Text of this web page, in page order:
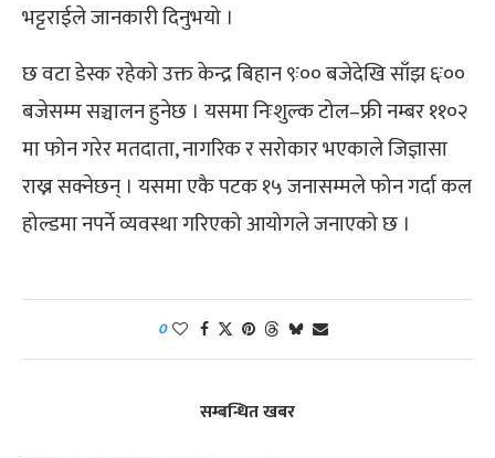
भट्टराईले जानकारी दिनुभयो ।
छ वटा डेस्क रहेको उक्त केन्द्र बिहान ९ः०० बजेदेखि साँझ ६ः००
बजेसम्म सञ्चालन हुनेछ । यसमा निःशुल्क टोल–फ्री नम्बर ११०२
मा फोन गरेर मतदाता, नागरिक र सरोकार भएकाले जिज्ञासा
राख्न सक्नेछन् । यसमा एकै पटक १५ जनासम्मले फोन गर्दा कल
होल्डमा नपर्ने व्यवस्था गरिएको आयोगले जनाएको छ ।
0
सम्बन्धित खबर